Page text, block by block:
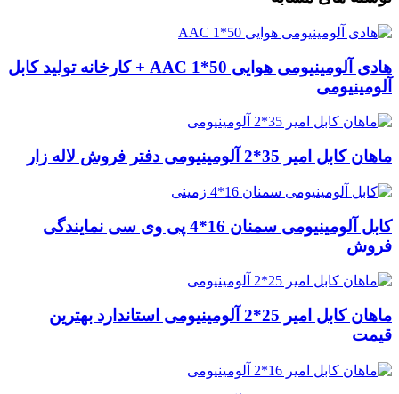
هادی آلومینیومی هوایی 50*1 AAC + کارخانه تولید کابل
آلومینیومی
ماهان کابل امیر 35*2 آلومینیومی دفتر فروش لاله زار
کابل آلومینیومی سمنان 16*4 پی وی سی نمایندگی
فروش
ماهان کابل امیر 25*2 آلومینیومی استاندارد بهترین
قیمت